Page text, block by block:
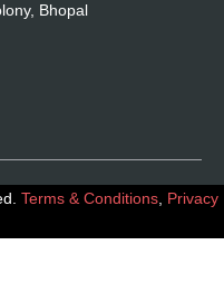
Bhopal
Terms & Conditions Privacy